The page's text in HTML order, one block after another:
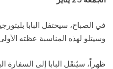
في الصباح، سيحتفل البابا
وسيتلو لهذه المناسبة عظته
ظهراً، سيُنقَل البابا إلى السفارة